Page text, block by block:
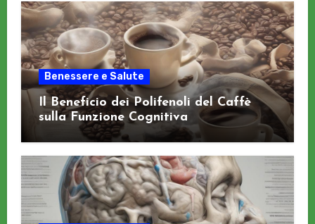
Benessere e Salute
Il Beneficio dei Polifenoli del Caffè
sulla Funzione Cognitiva